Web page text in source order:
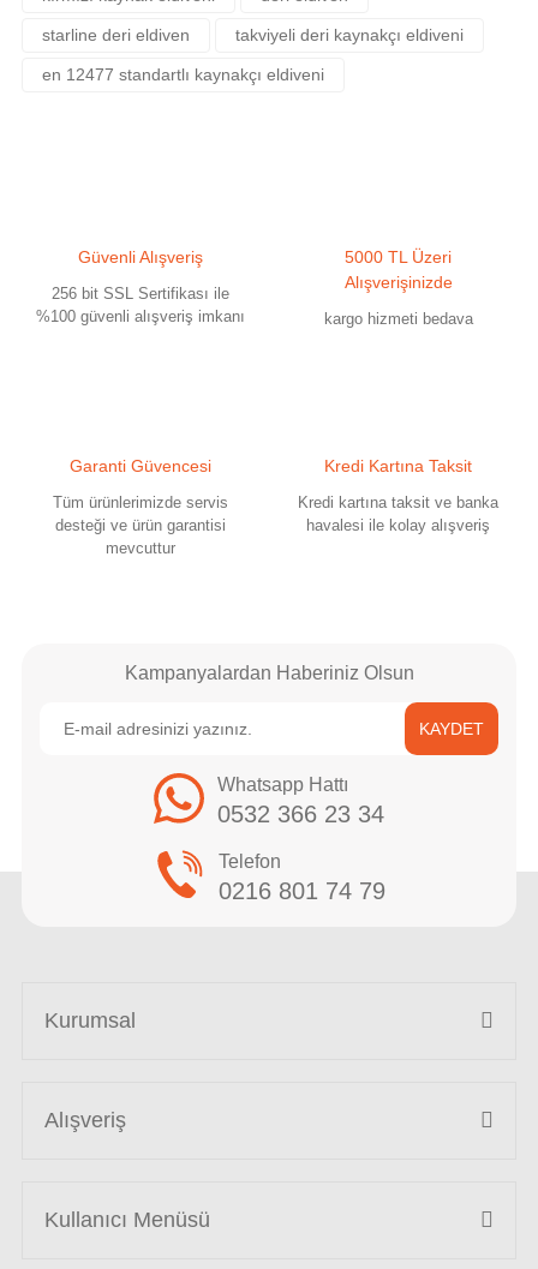
Ürün açıklamasında eksik bilgiler bulunuyor.
Ürün bilgilerinde hatalar bulunuyor.
starline deri eldiven takviyeli deri kaynakçı eldiveni
en 12477 standartlı kaynakçı eldiveni
Güvenli Alışveriş
256 bit SSL Sertifikası ile
%100 güvenli alışveriş imkanı
5000 TL Üzeri
Alışverişinizde
kargo hizmeti bedava
Garanti Güvencesi
Tüm ürünlerimizde servis
desteği ve ürün garantisi
mevcuttur
Kredi Kartına Taksit
Kredi kartına taksit ve banka
havalesi ile kolay alışveriş
Kampanyalardan Haberiniz Olsun
KAYDET
Whatsapp Hattı
0532 366 23 34
Telefon
0216 801 74 79
Kurumsal
Alışveriş
Kullanıcı Menüsü